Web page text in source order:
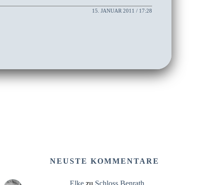
15. JANUAR 2011 / 17:28
NEUSTE KOMMENTARE